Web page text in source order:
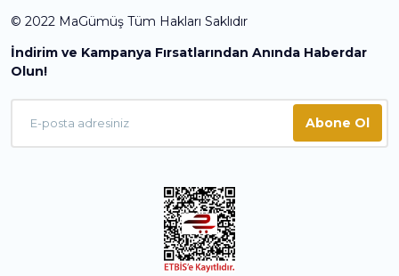
© 2022 MaGümüş Tüm Hakları Saklıdır
İndirim ve Kampanya Fırsatlarından Anında Haberdar
Olun!
Abone Ol